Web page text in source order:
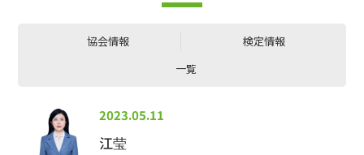
協会情報
検定情報
一覧
2023.05.11
江莹